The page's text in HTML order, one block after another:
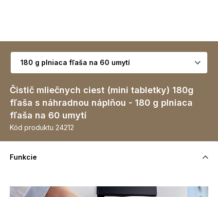
Vyberte variant
Čistič mliečnych ciest (mini tabletky) 180g
fľaša s náhradnou náplňou - 180 g plniaca
fľaša na 60 umytí
Kód produktu 24212
Funkcie